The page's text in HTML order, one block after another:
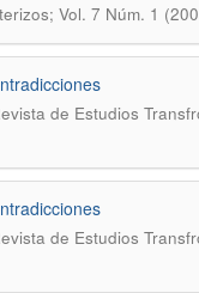
Vol. 7 Núm. 1
de Estudios
de Estudios